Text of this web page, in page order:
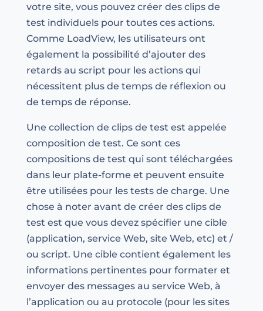
votre site, vous pouvez créer des clips de
test individuels pour toutes ces actions.
Comme LoadView, les utilisateurs ont
également la possibilité d’ajouter des
retards au script pour les actions qui
nécessitent plus de temps de réflexion ou
de temps de réponse.
Une collection de clips de test est appelée
composition de test. Ce sont ces
compositions de test qui sont téléchargées
dans leur plate-forme et peuvent ensuite
être utilisées pour les tests de charge. Une
chose à noter avant de créer des clips de
test est que vous devez spécifier une cible
(application, service Web, site Web, etc) et /
ou script. Une cible contient également les
informations pertinentes pour formater et
envoyer des messages au service Web, à
l’application ou au protocole (pour les sites